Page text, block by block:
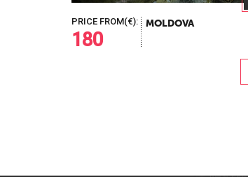
PRICE FROM(€):
180
MOLDOVA